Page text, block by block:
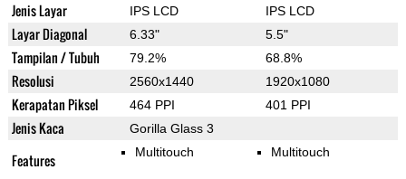
Jenis Layar IPS LCD IPS LCD
Layar Diagonal 6.33" 5.5"
Tampilan / Tubuh 79.2% 68.8%
Resolusi 2560x1440 1920x1080
Kerapatan Piksel 464 PPI 401 PPI
Jenis Kaca Gorilla Glass 3
Features Multitouch Multitouch